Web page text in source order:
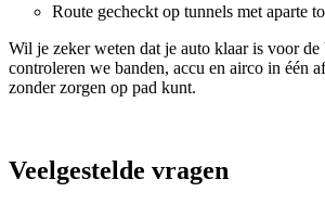
Route gecheckt op tunnels met aparte
Wil je zeker weten dat je auto klaar is voor
controleren we banden, accu en airco in één
zonder zorgen op pad kunt.
Veelgestelde vragen